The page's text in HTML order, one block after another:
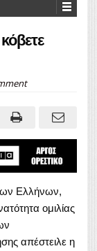
Ελλήνων,
ομιλίας
απέστειλε η